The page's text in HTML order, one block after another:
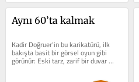
Aynı 60’ta kalmak
Kadir Doğruer’in bu karikatürü, ilk
bakışta basit bir görsel oyun gibi
görünür: Eski tarz, zarif bir duvar
saati ve kadranda tekrar eden...